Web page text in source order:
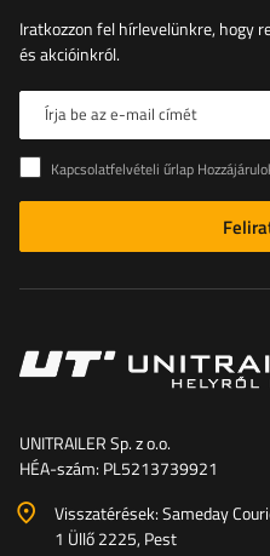
Iratkozzon fel hírlevelünkre, hogy
és akcióinkról.
Írja be az e-mail címét
Kapcsolatfelvételi űrlap Hozzájárulok a kapcsolatfelvételi űrlapon szereplő személyes
UNITRAILER Sp. z o.o.
HÉA-szám: PL5213739921
Visszatérések: Sameday
1 Üllő 2225, Pest